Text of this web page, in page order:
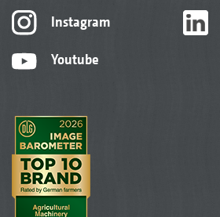
Instagram
Youtube